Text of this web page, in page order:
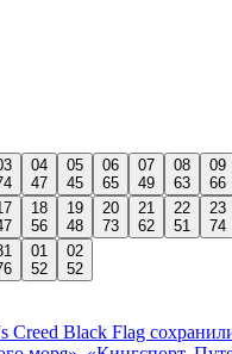
04
47
05
45
06
65
07
49
08
63
09
66
18
56
19
48
20
73
21
62
22
51
23
74
01
52
02
52
Creed Black Flag